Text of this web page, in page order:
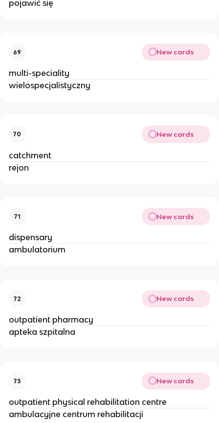
pojawić się
69 New cards
multi-speciality
wielospecjalistyczny
70 New cards
catchment
rejon
71 New cards
dispensary
ambulatorium
72 New cards
outpatient pharmacy
apteka szpitalna
73 New cards
outpatient physical rehabilitation centre
ambulacyjne centrum rehabilitacji